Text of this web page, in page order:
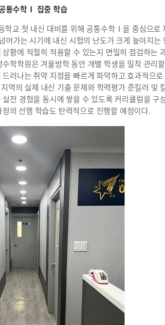
통수학Ⅰ 집중 학습
학교 첫 내신 대비를 위해 공통수학Ⅰ을 중심으로
어가는 시기에 내신 시험의 난도가 크게 높아지는
황에 적절히 적용할 수 있는지 면밀히 점검하는
학학원은 겨울방학 동안 개별 학생을 밀착 관리
러나는 취약 지점을 빠르게 파악하고 효과적으
역의 실제 내신 기출 문제와 학력평가 준킬러 및
전 경험을 동시에 쌓을 수 있도록 커리큘럼을 구
의 선행 학습도 탄력적으로 진행할 예정이다.